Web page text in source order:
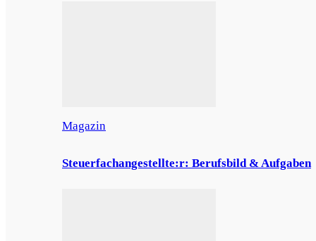
Magazin
Steuerfachangestellte:r: Berufsbild & Aufgaben